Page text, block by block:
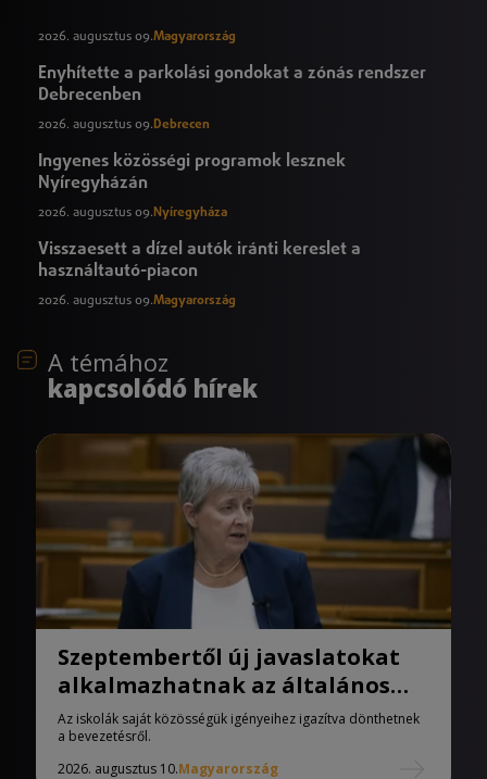
2026. augusztus 09.Magyarország
Enyhítette a parkolási gondokat a zónás rendszer
Debrecenben
2026. augusztus 09.Debrecen
Ingyenes közösségi programok lesznek
Nyíregyházán
2026. augusztus 09. Nyíregyháza
Visszaesett a dízel autók iránti kereslet a
használtautó-piacon
2026. augusztus 09.Magyarország
A témához
kapcsolódó hírek
Szeptembertől új javaslatokat
alkalmazhatnak az általános
iskolák
Az iskolák saját közösségük igényeihez igazítva dönthetnek
a bevezetésről.
2026. augusztus 10.Magyarország